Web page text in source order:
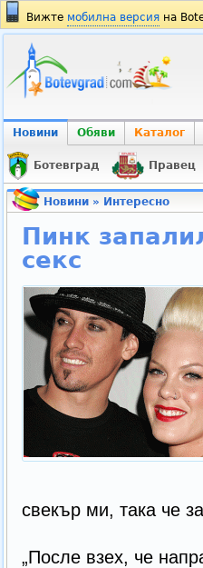
Вижте мобилна версия на
Новини Обяви Каталог
Ботевград Правец
Новини» Интересно
Пинк
секс
свекър ми, така че
„После взех, че